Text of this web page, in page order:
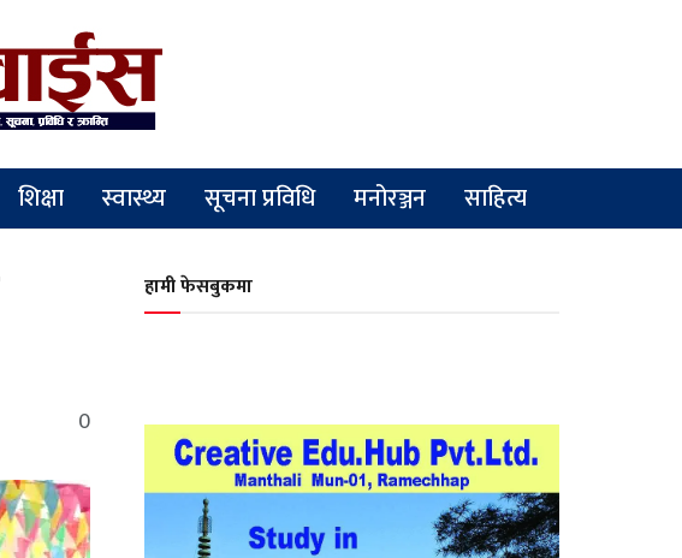
शिक्षा स्वास्थ्य सूचना प्रविधि मनोरञ्जन साहित्य
0
हामी फेसबुकमा